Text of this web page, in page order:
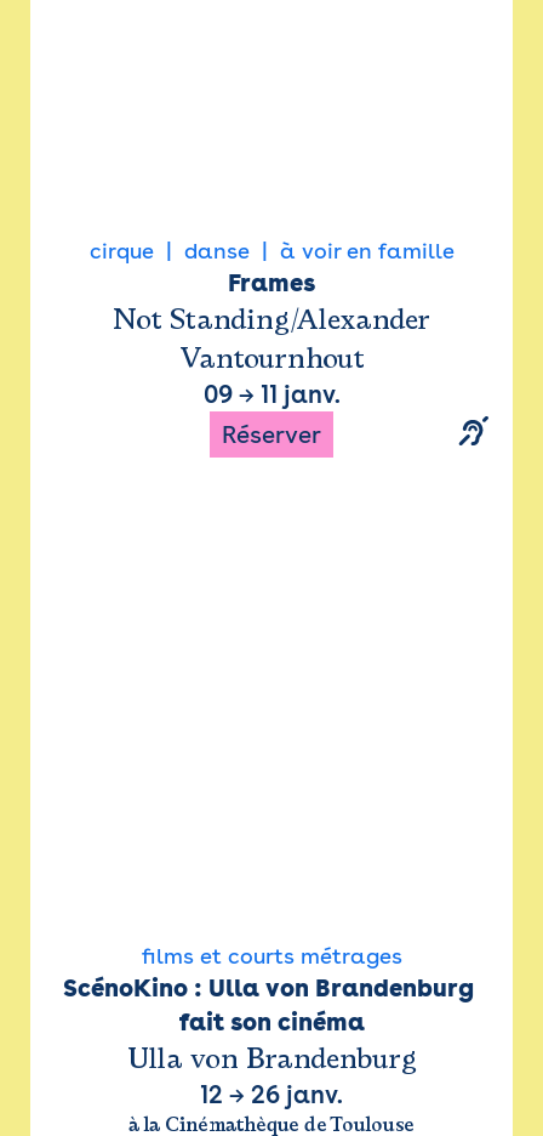
cirque danse à voir en famille
Frames
Not Standing/Alexander
Vantournhout
09→ 11 janv.
Réserver
films et courts métrages
ScénoKino : Ulla von Brandenburg
fait son cinéma
Ulla von Brandenburg
12 → 26 janv.
à la Cinémathèque de Toulouse